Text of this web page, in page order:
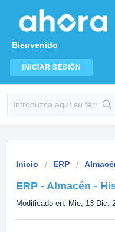
Bienvenido
INICIAR SESIÓN
Inicio ERP
ERP - Almacén -
Modificado en: Mie, 13 Dic,